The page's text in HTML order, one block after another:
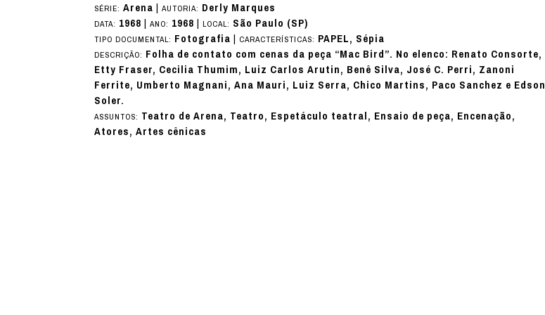
SÉRIE:Arena|AUTORIA: Derly Marques
DATA: 1968|ANO: 1968|LOCAL: São Paulo (SP)
TIPO DOCUMENTAL: Fotografia| CARACTERÍSTICAS: PAPEL, Sépia
DESCRIÇÃO: Folha de contato com cenas da peça “Mac Bird”. No elenco: Renato Consorte,
Etty Fraser, Cecilia Thumim, Luiz Carlos Arutin, Benê Silva, José C. Perri, Zanoni
Ferrite, Umberto Magnani, Ana Mauri, Luiz Serra, Chico Martins, Paco Sanchez e Edson
Soler.
ASSUNTOS: Teatro de Arena, Teatro, Espetáculo teatral, Ensaio de peça, Encenação,
Atores, Artes cênicas